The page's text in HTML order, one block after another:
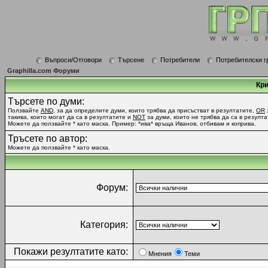
Въпроси/Отговори Търсене Потребители
Потребителски
Graphilla.com Форуми
Търсете по думи:
Ползвайте AND , за да определите думи, които трябва да присъстват в резултатите, OR
такива, които могат да са в резултатите и NOT за думи, които не трябва да са в
Можете да ползвайте * като маска. Пример: *ива* връща Иванов, отбивам и коприва.
Тръсете по автор:
Можете да ползвайте * като маска.
Форум:
Категория:
Покажи резултатите като: Мнения Теми